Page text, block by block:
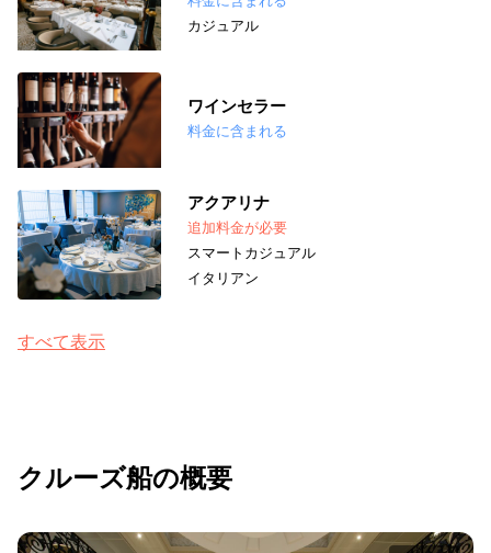
カジュアル
ワインセラー
料金に含まれる
アクアリナ
追加料金が必要
スマートカジュアル
イタリアン
すべて表示
クルーズ船の概要